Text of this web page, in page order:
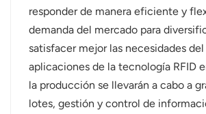
Nederland
عربي
日语
한국어
responder de manera eficiente y
demanda del mercado para
satisfacer mejor las necesidades
aplicaciones de la tecnología RFID
la producción se llevarán a cabo a
lotes, gestión y control de